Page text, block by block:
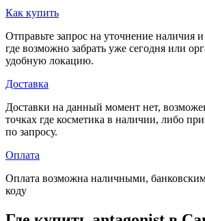
Как купить
Отправьте запрос на уточнение
где возможно забрать уже сегодня или
удобную локацию.
Доставка
Доставки на данный момент нет,
точках где косметика в наличии, либо
по запросу.
Оплата
Оплата возможна наличными,
коду